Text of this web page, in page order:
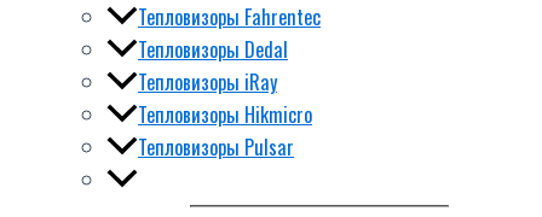
Тепловизоры Fahrentec
Тепловизоры Dedal
Тепловизоры iRay
Тепловизоры Hikmicro
Тепловизоры Pulsar